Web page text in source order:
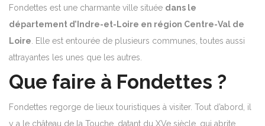
Fondettes est une charmante ville située dans le
département d’Indre-et-Loire en région Centre-Val de
Loire . Elle est entourée de plusieurs communes, toutes aussi
attrayantes les unes que les autres.
Que faire à Fondettes ?
Fondettes regorge de lieux touristiques à visiter. Tout d’abord, il
y a le château de la Touche, datant du XVe siècle, qui abrite